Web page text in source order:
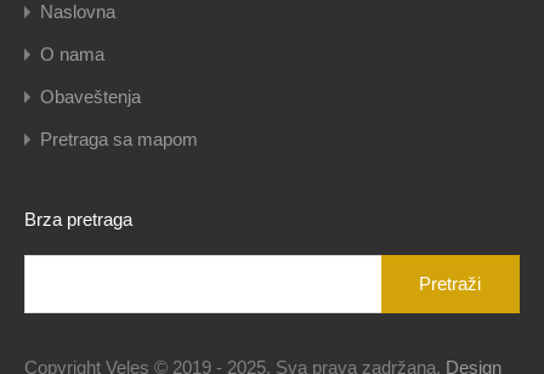
Naslovna
O nama
Obaveštenja
Pretraga sa mapom
Brza pretraga
Copyright Veles © 2019 - 2025. Sva prava zadržana. Design